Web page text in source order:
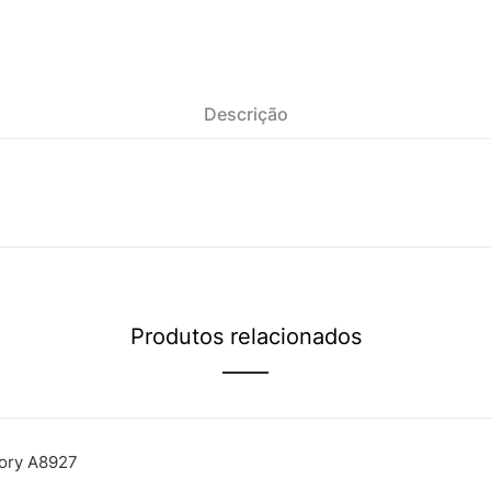
Descrição
Produtos relacionados